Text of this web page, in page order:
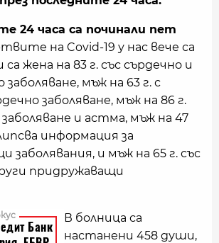
24 часа са починали пет
на Covid-19 у нас вече са
са жена на 83 г. със сърдечно и
заболяване, мъж на 63 г. с
заболяване, мъж на 86 г.
и астма, мъж на 47
информация за
заболявания, и мъж на 65 г. със
придружаващи
В болница са
настанени 458 души,